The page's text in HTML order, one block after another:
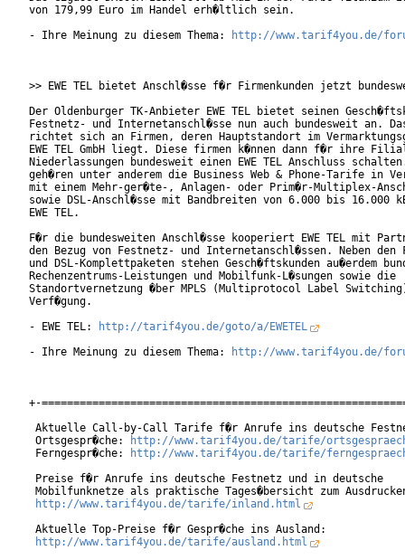
von 179,99 Euro im Handel erh�ltlich sein.
- Ihre Meinung zu diesem Thema:
http://www.tarif4you.de/
>> EWE TEL bietet Anschl�sse f�r Firmenkunden jetzt
Der Oldenburger TK-Anbieter EWE TEL bietet seinen
Festnetz- und Internetanschl�sse nun auch bundesweit an.
richtet sich an Firmen, deren Hauptstandort im
EWE TEL GmbH liegt. Diese firmen k�nnen dann f�r ihre
Niederlassungen bundesweit einen EWE TEL Anschluss
geh�ren unter anderem die Business Web & Phone-Tarife in
mit einem Mehr-ger�te-, Anlagen- oder Prim�r-Multiplex-
sowie DSL-Anschl�sse mit Bandbreiten von 6.000 bis 16.000
EWE TEL.
F�r die bundesweiten Anschl�sse kooperiert EWE TEL mit
den Bezug von Festnetz- und Internetanschl�ssen. Neben den
und DSL-Komplettpaketen stehen Gesch�ftskunden au�erdem
Rechenzentrums-Leistungen und Mobilfunk-L�sungen sowie die
Standortvernetzung �ber MPLS (Multiprotocol Label
Verf�gung.
- EWE TEL:
http://tarif4you.de/goto/a/EWETEL
- Ihre Meinung zu diesem Thema:
http://www.tarif4you.de/
+-
Aktuelle Call-by-Call Tarife f�r Anrufe ins deutsche
Ortsgespr�che:
http://www.tarif4you.de/tarife/
Ferngespr�che:
http://www.tarif4you.de/tarife/
Preise f�r Anrufe ins deutsche Festnetz und in deutsche
Mobilfunknetze als praktische Tages�bersicht zum
http://www.tarif4you.de/tarife/inland.html
Aktuelle Top-Preise f�r Gespr�che ins Ausland:
http://www.tarif4you.de/tarife/ausland.html